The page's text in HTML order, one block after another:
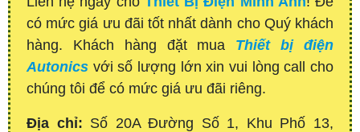
có mức giá ưu đãi tốt nhất dành cho Quý khách
hàng. Khách hàng đặt mua Thiết bị điện
Autonics với số lượng lớn xin vui lòng call cho
chúng tôi để có mức giá ưu đãi riêng.
Địa chỉ: Số 20A Đường Số 1, Khu Phố 13,